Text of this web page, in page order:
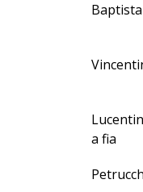
Baptista
a fia